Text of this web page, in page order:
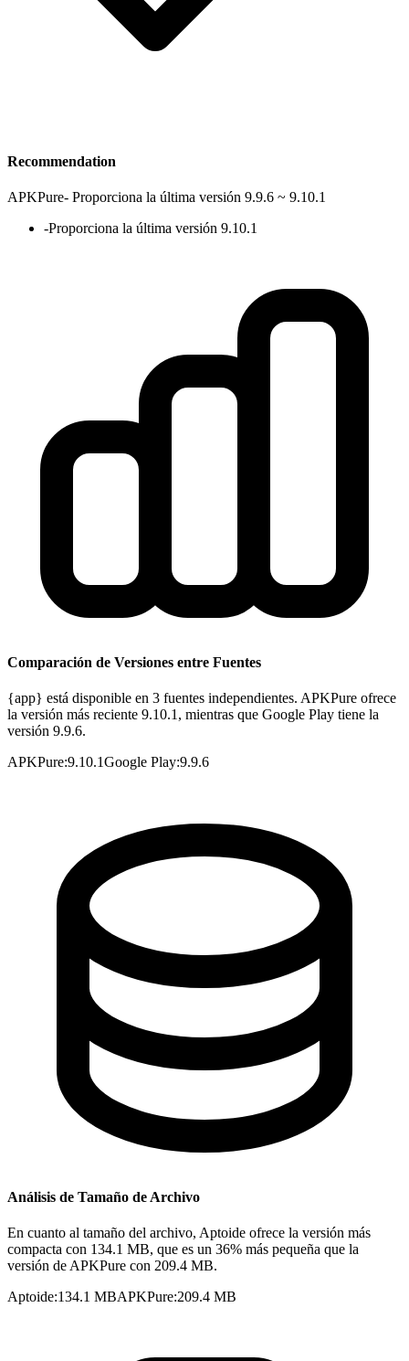
Recommendation
APKPure- Proporciona la última versión 9.9.6 ~ 9.10.1
-Proporciona la última versión 9.10.1
Comparación de Versiones entre Fuentes
{app} está disponible en 3 fuentes independientes. APKPure ofrece
la versión más reciente 9.10.1, mientras que Google Play tiene la
versión 9.9.6.
APKPure:9.10.1Google Play:9.9.6
Análisis de Tamaño de Archivo
En cuanto al tamaño del archivo, Aptoide ofrece la versión más
compacta con 134.1 MB, que es un 36% más pequeña que la
versión de APKPure con 209.4 MB.
Aptoide:134.1 MBAPKPure:209.4 MB